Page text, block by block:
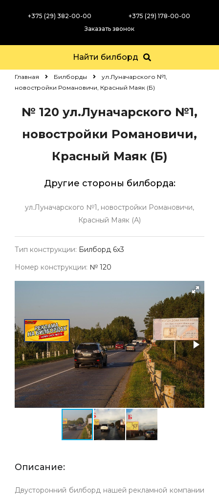
+375 (29) 382-00-00
+375 (29) 178-00-00
Заказать звонок
Найти билборд
Главная Билборды
ул.Луначарского №1,
новостройки Романовичи, Красный Маяк (Б)
№ 120 ул.Луначарского №1,
новостройки Романовичи,
Красный Маяк (Б)
Другие стороны билборда:
ул.Луначарского №1, новостройки Романовичи,
Красный Маяк (А)
Тип конструкции: Билборд 6х3
Номер конструкции: № 120
Описание:
Двусторонний билборд нашей рекламной компании